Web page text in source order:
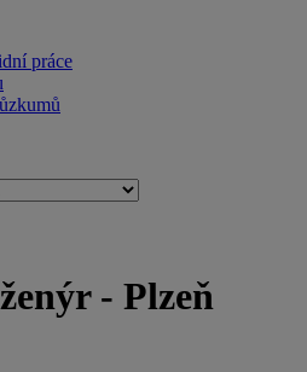
práce
- Plzeň